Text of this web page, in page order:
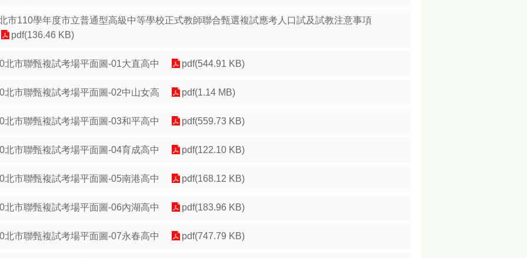
市110學年度市立普通型高級中等學校正式教師聯合甄選複試應考人口試及試教注意事項
pdf(136.46 KB)
北市聯甄複試考場平面圖-01大直高中 pdf(544.91 KB)
北市聯甄複試考場平面圖-02中山女高 pdf(1.14 MB)
北市聯甄複試考場平面圖-03和平高中 pdf(559.73 KB)
北市聯甄複試考場平面圖-04育成高中 pdf(122.10 KB)
北市聯甄複試考場平面圖-05南港高中 pdf(168.12 KB)
北市聯甄複試考場平面圖-06內湖高中 pdf(183.96 KB)
北市聯甄複試考場平面圖-07永春高中 pdf(747.79 KB)